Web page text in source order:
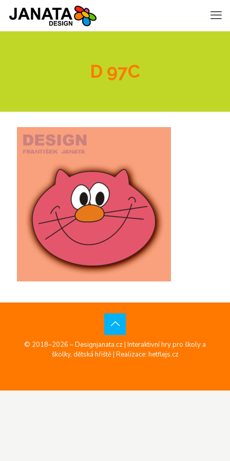
D 97C
© 2018–2026 – Designjanata.cz | Interaktivní hry pro školy a
školky, dětská hřiště | Realizace: hetflejs.cz